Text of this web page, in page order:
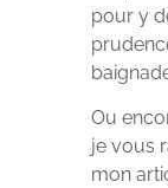
pour y
Ou
je vous
mon